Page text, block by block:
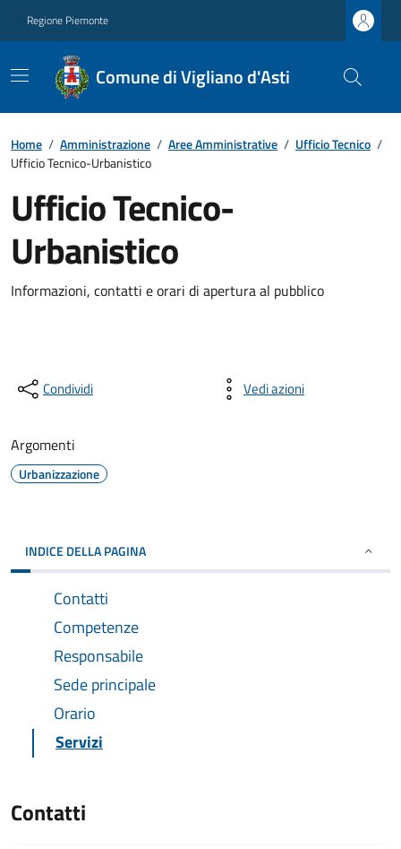
Regione Piemonte
Comune di Vigliano d'Asti
Home / Amministrazione / Aree Amministrative / Ufficio Tecnico /
Ufficio Tecnico-Urbanistico
Ufficio Tecnico-
Urbanistico
Informazioni, contatti e orari di apertura al pubblico
Condividi Vedi azioni
Argomenti
Urbanizzazione
INDICE DELLA PAGINA
Contatti
Competenze
Responsabile
Sede principale
Orario
Servizi
Contatti